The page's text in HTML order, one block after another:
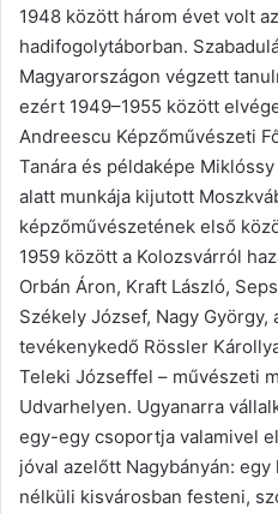
1948 között három évet volt
hadifogolytáborban.
Magyarországon végzett
ezért 1949–1955 között
Andreescu Képzőművészeti
Tanára és példaképe
alatt munkája kijutott
képzőművészetének első
1959 között a Kolozsvárról
Orbán Áron, Kraft László,
Székely József, Nagy
tevékenykedő Rössler
Teleki Józseffel – művészeti
Udvarhelyen. Ugyanarra
egy-egy csoportja valamivel
jóval azelőtt Nagybányán:
nélküli kisvárosban festeni,